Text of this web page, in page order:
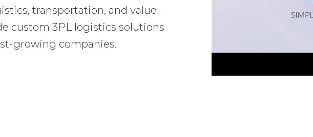
transportation, and value-
custom 3PL logistics solutions
growing companies.